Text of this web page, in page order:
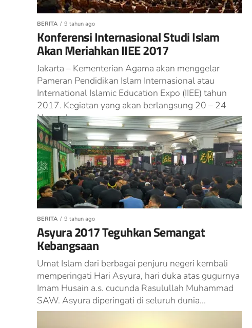
BERITA 9 tahun ago
Konferensi Internasional Studi Islam
Akan Meriahkan IIEE 2017
Jakarta – Kementerian Agama akan menggelar
Pameran Pendidikan Islam Internasional atau
International Islamic Education Expo (IIEE) tahun
2017. Kegiatan yang akan berlangsung 20 – 24
November...
BERITA 9 tahun ago
Asyura 2017 Teguhkan Semangat
Kebangsaan
Umat Islam dari berbagai penjuru negeri kembali
memperingati Hari Asyura, hari duka atas gugurnya
Imam Husain a.s. cucunda Rasulullah Muhammad
SAW. Asyura diperingati di seluruh dunia...